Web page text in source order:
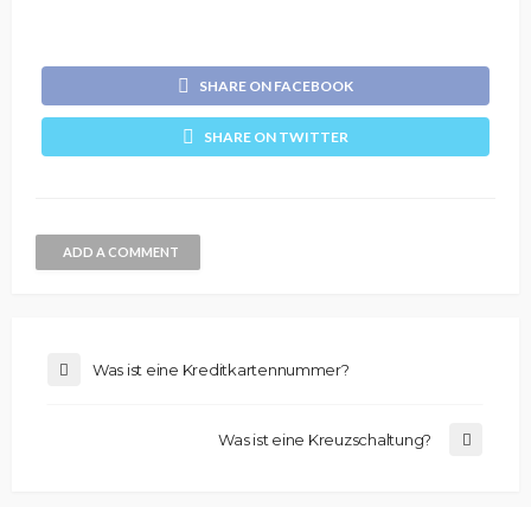
SHARE ON FACEBOOK
SHARE ON TWITTER
ADD A COMMENT
Was ist eine Kreditkartennummer?
Was ist eine Kreuzschaltung?